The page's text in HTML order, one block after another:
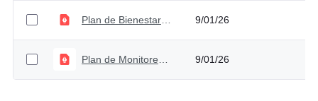
Plan de Bienestar 2026 - Versión 2 9/01/26
9/01/26